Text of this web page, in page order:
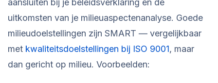
aansluiten bij je beleidsverklaring en de
uitkomsten van je milieuaspectenanalyse. Goede
milieudoelstellingen zijn SMART — vergelijkbaar
met kwaliteitsdoelstellingen bij ISO 9001, maar
dan gericht op milieu. Voorbeelden: